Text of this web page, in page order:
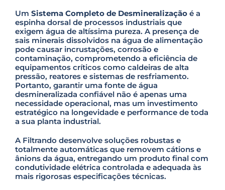
Um Sistema Completo de Desmineralização é a
espinha dorsal de processos industriais que
exigem água de altíssima pureza. A presença de
sais minerais dissolvidos na água de alimentação
pode causar incrustações, corrosão e
contaminação, comprometendo a eficiência de
equipamentos críticos como caldeiras de alta
pressão, reatores e sistemas de resfriamento.
Portanto, garantir uma fonte de água
desmineralizada confiável não é apenas uma
necessidade operacional, mas um investimento
estratégico na longevidade e performance de toda
a sua planta industrial.
A Filtrando desenvolve soluções robustas e
totalmente automáticas que removem cátions e
ânions da água, entregando um produto final com
condutividade elétrica controlada e adequada às
mais rigorosas especificações técnicas.